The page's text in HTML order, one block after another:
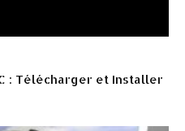
: Télécharger et Installer